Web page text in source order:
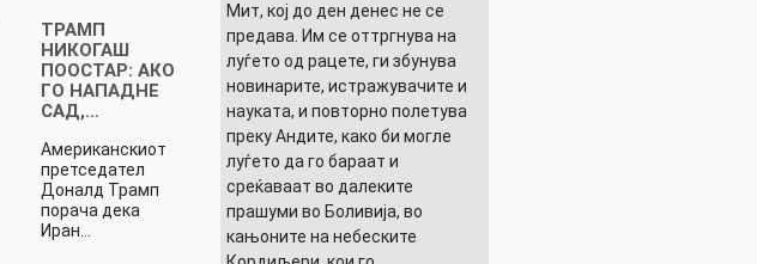
ТРАМП
НИКОГАШ
ПООСТАР: АКО
ГО НАПАДНЕ
САД,…
Американскиот
претседател
Доналд Трамп
порача дека
Иран…
Мит, кој до ден денес не се
предава. Им се оттргнува на
луѓето од рацете, ги збунува
новинарите, истражувачите и
науката, и повторно полетува
преку Андите, како би могле
луѓето да го бараат и
среќаваат во далеките
прашуми во Боливија, во
кањоните на небеските